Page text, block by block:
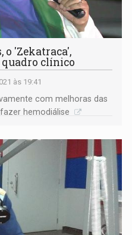
o 'Zekatraca',
clínico
às 19:41
com melhoras das
hemodiálise